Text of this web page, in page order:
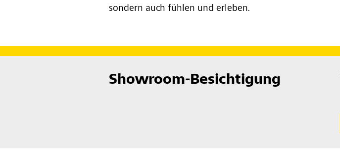
sondern auch fühlen und erleben.
Showroom-Besichtigung